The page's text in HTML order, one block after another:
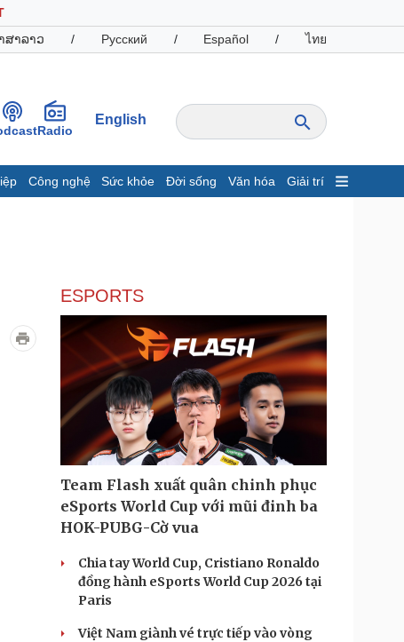
ສາລາວ / Русский / Español / ไทย
Radio
English
Công nghệ Sức khỏe Đời sống Văn hóa Giải trí
Giá cà phê
Thông tin doanh nghiệp
Doanh nghiệp 24h
Doanh nhân
Công nghệ
Sành điệu
Tin Công nghệ
Trải nghiệm
Chuyển đổi số
Podcast
Câu chuyện thời sự
Đọc truyện đêm khuya
Cửa sổ tình yêu
Kể chuyện cho bé
Hạt giống tâm hồn
ESPORTS
Team Flash xuất quân chinh phục
eSports World Cup với mũi đinh ba
HOK-PUBG-Cờ vua
Chia tay World Cup, Cristiano Ronaldo
đồng hành eSports World Cup 2026 tại
Paris
Việt Nam giành vé trực tiếp vào vòng